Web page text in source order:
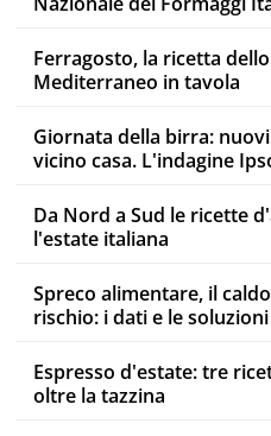
Ferragosto, la ricetta
Mediterraneo in tavola
Giornata della birra:
vicino casa. L'indagine
Da Nord a Sud le ricette
l'estate italiana
Spreco alimentare, il
rischio: i dati e le soluzioni
Espresso d'estate: tre
oltre la tazzina